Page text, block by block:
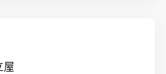
屋